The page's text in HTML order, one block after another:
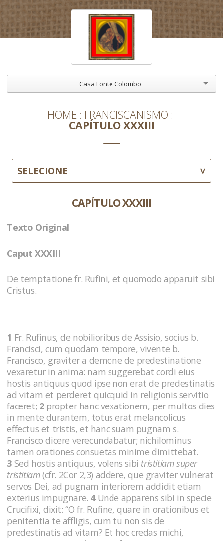
Casa Fonte Colombo
HOME FRANCISCANISMO
CAPÍTULO XXXIII
SELECIONE
CAPÍTULO XXXIII
Texto Original
Caput XXXIII
De temptatione fr. Rufini, et quomodo apparuit sibi
Cristus.
1 Fr. Rufinus, de nobilioribus de Assisio, socius b.
Francisci, cum quodam tempore, vivente b.
Francisco, graviter a demone de predestinatione
vexaretur in anima: nam suggerebat cordi eius
hostis antiquus quod ipse non erat de predestinatis
ad vitam et perderet quicquid in religionis servitio
faceret; 2 propter hanc vexationem, per multos dies
in mente durantem, totus erat melancolicus
effectus et tristis, et hanc suam pugnam s.
Francisco dicere verecundabatur; nichilominus
tamen orationes consuetas minime dimittebat.
3 Sed hostis antiquus, volens sibi tristitiam super
tristitiam(cfr. 2Cor 2,3) addere, que graviter vulnerat
servos Dei, ad pugnam interiorem addidit etiam
exterius impugnare. 4 Unde apparens sibi in specie
Crucifixi, dixit: “O fr. Rufine, quare in orationibus et
penitentia te affligis, cum tu non sis de
predestinatis ad vitam? Et hoc credas michi,